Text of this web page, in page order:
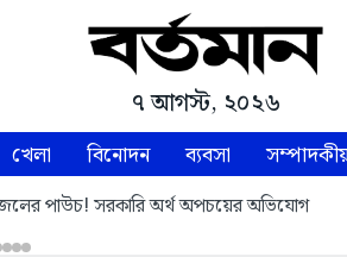
৭ আগস্ট, ২০২৬
খেলা বিনোদন ব্যবসা
পাউচ! সরকারি অর্থ অপচয়ের অভিযোগ